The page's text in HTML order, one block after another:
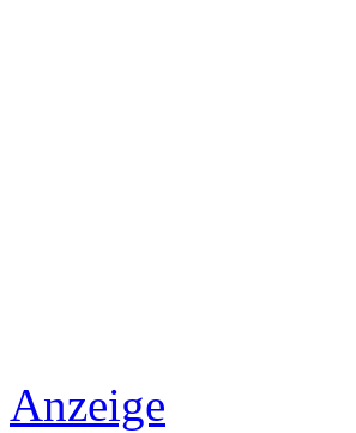
Anzeige